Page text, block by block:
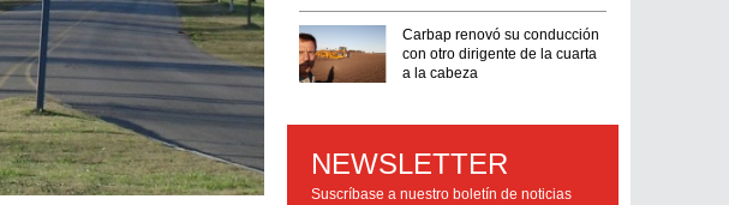
Carbap renovó su conducción
con otro dirigente de la cuarta
a la cabeza
NEWSLETTER
Suscríbase a nuestro boletín de noticias